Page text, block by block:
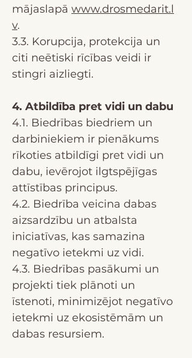
mājaslapā www.drosmedarit.l
v.
3.3. Korupcija, protekcija un
citi neētiski rīcības veidi ir
stingri aizliegti.
4. Atbildība pret vidi un dabu
4.1. Biedrības biedriem un
darbiniekiem ir pienākums
rīkoties atbildīgi pret vidi un
dabu, ievērojot ilgtspējīgas
attīstības principus.
4.2. Biedrība veicina dabas
aizsardzību un atbalsta
iniciatīvas, kas samazina
negatīvo ietekmi uz vidi.
4.3. Biedrības pasākumi un
projekti tiek plānoti un
īstenoti, minimizējot negatīvo
ietekmi uz ekosistēmām un
dabas resursiem.